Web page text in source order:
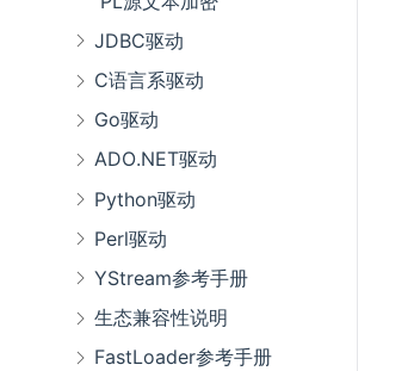
JDBC驱动
C语言系驱动
Go驱动
ADO.NET驱动
Python驱动
Perl驱动
YStream参考手册
生态兼容性说明
FastLoader参考手册